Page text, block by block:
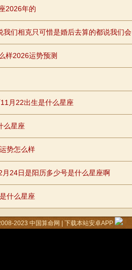
2026年的
我们相克只可惜是婚后去算的都说我们会
样2026运势预测
月22出生是什么星座
么星座
势怎么样
24日是阳历多少号是什么星座啊
什么星座
2023 中国算命网 |下载本站安卓APP